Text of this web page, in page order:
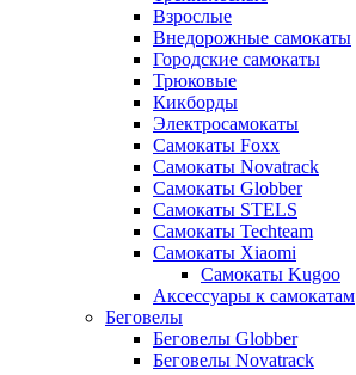
Взрослые
Внедорожные самокаты
Городские самокаты
Трюковые
Кикборды
Электросамокаты
Самокаты Foxx
Самокаты Novatrack
Самокаты Globber
Самокаты STELS
Самокаты Techteam
Самокаты Xiaomi
Самокаты Kugoo
Аксессуары к самокатам
Беговелы
Беговелы Globber
Беговелы Novatrack